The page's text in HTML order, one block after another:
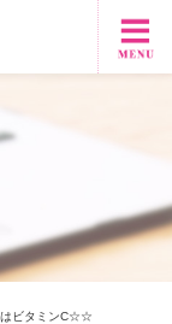
はビタミンC☆☆